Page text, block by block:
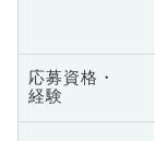
応募資格・
経験